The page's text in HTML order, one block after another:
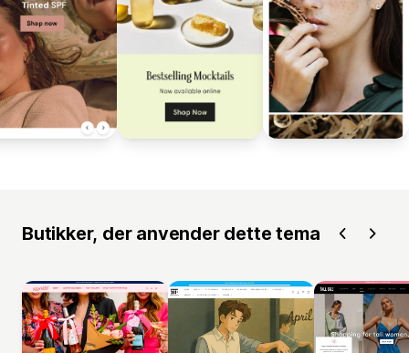
Butikker, der anvender dette tema